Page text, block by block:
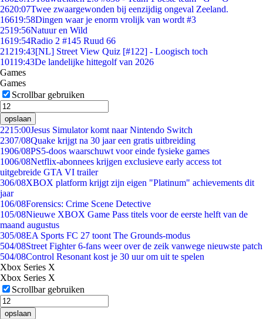
2620:07Twee zwaargewonden bij eenzijdig ongeval Zeeland.
16619:58Dingen waar je enorm vrolijk van wordt #3
2519:56Natuur en Wild
1619:54Radio 2 #145 Ruud 66
21219:43[NL] Street View Quiz [#122] - Loogisch toch
10119:43De landelijke hittegolf van 2026
Games
Games
Scrollbar gebruiken
opslaan
2215:00Jesus Simulator komt naar Nintendo Switch
2307/08Quake krijgt na 30 jaar een gratis uitbreiding
1906/08PS5-doos waarschuwt voor einde fysieke games
1006/08Netflix-abonnees krijgen exclusieve early access tot
uitgebreide GTA VI trailer
306/08XBOX platform krijgt zijn eigen "Platinum" achievements dit
jaar
106/08Forensics: Crime Scene Detective
105/08Nieuwe XBOX Game Pass titels voor de eerste helft van de
maand augustus
305/08EA Sports FC 27 toont The Grounds-modus
504/08Street Fighter 6-fans weer over de zeik vanwege nieuwste patch
504/08Control Resonant kost je 30 uur om uit te spelen
Xbox Series X
Xbox Series X
Scrollbar gebruiken
opslaan